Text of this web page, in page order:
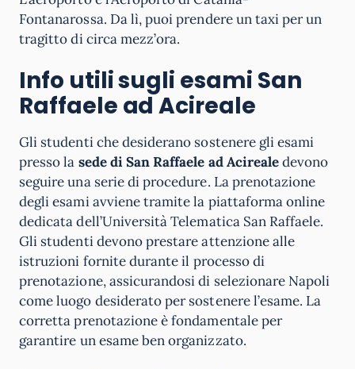
Fontanarossa. Da lì, puoi prendere un taxi per un
tragitto di circa mezz’ora.
Info utili sugli esami San
Raffaele ad Acireale
Gli studenti che desiderano sostenere gli esami
presso la sede di San Raffaele ad Acirealedevono
seguire una serie di procedure. La prenotazione
degli esami avviene tramite la piattaforma online
dedicata dell’Università Telematica San Raffaele.
Gli studenti devono prestare attenzione alle
istruzioni fornite durante il processo di
prenotazione, assicurandosi di selezionare Napoli
come luogo desiderato per sostenere l’esame. La
corretta prenotazione è fondamentale per
garantire un esame ben organizzato.